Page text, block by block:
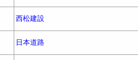
西松建設
日本道路